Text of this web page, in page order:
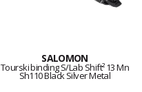
SALOMON
Tourski binding S/Lab Shift² 13 Mn
Sh110 Black Silver Metal